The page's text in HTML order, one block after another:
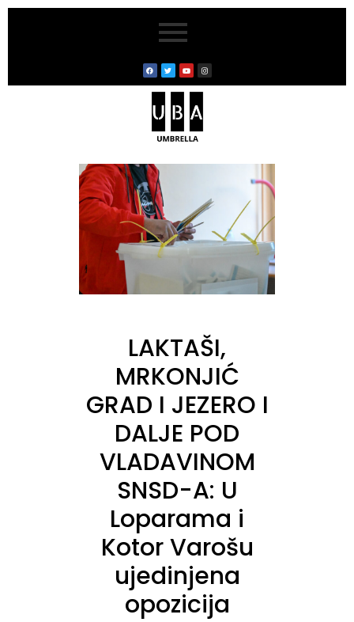
LAKTAŠI,
MRKONJIĆ
GRAD I JEZERO I
DALJE POD
VLADAVINOM
SNSD-A: U
Loparama i
Kotor Varošu
ujedinjena
opozicija